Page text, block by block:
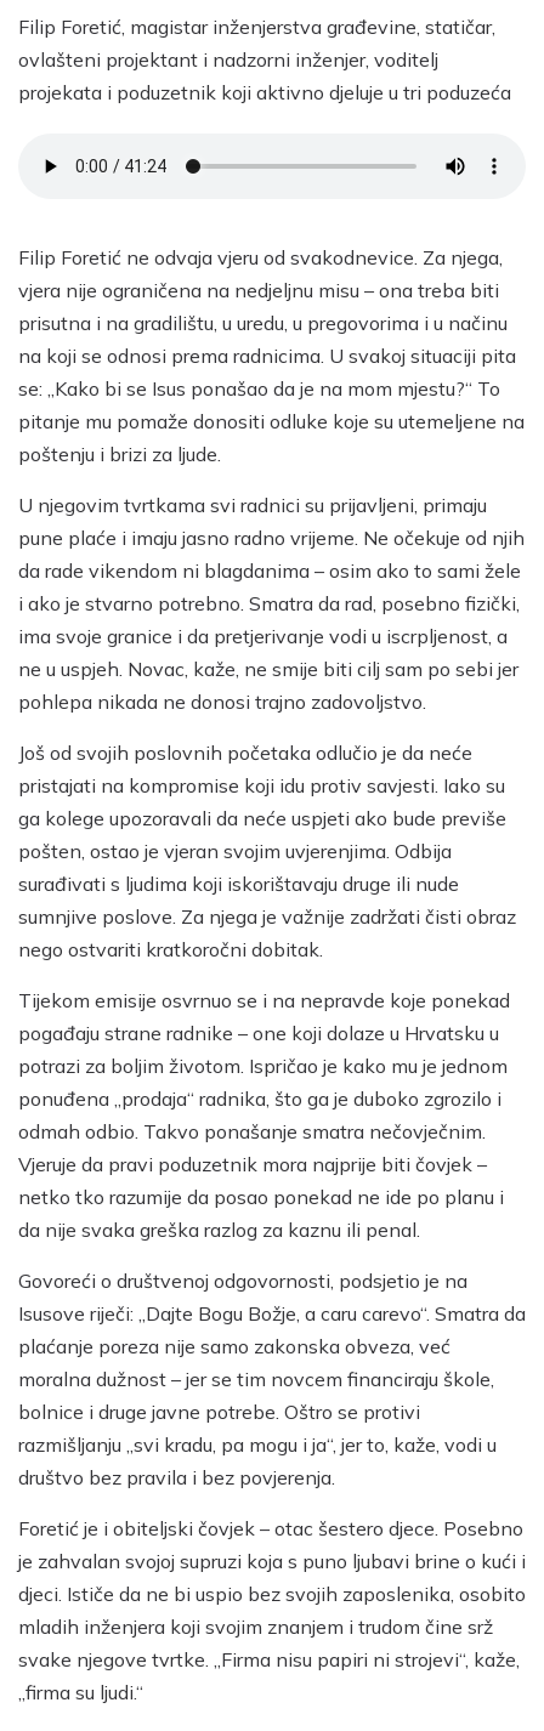
Filip Foretić, magistar inženjerstva građevine, statičar,
ovlašteni projektant i nadzorni inženjer, voditelj
projekata i poduzetnik koji aktivno djeluje u tri poduzeća
Filip Foretić ne odvaja vjeru od svakodnevice. Za njega,
vjera nije ograničena na nedjeljnu misu – ona treba biti
prisutna i na gradilištu, u uredu, u pregovorima i u načinu
na koji se odnosi prema radnicima. U svakoj situaciji pita
se: „Kako bi se Isus ponašao da je na mom mjestu?“ To
pitanje mu pomaže donositi odluke koje su utemeljene na
poštenju i brizi za ljude.
U njegovim tvrtkama svi radnici su prijavljeni, primaju
pune plaće i imaju jasno radno vrijeme. Ne očekuje od njih
da rade vikendom ni blagdanima – osim ako to sami žele
i ako je stvarno potrebno. Smatra da rad, posebno fizički,
ima svoje granice i da pretjerivanje vodi u iscrpljenost, a
ne u uspjeh. Novac, kaže, ne smije biti cilj sam po sebi jer
pohlepa nikada ne donosi trajno zadovoljstvo.
Još od svojih poslovnih početaka odlučio je da neće
pristajati na kompromise koji idu protiv savjesti. Iako su
ga kolege upozoravali da neće uspjeti ako bude previše
pošten, ostao je vjeran svojim uvjerenjima. Odbija
surađivati s ljudima koji iskorištavaju druge ili nude
sumnjive poslove. Za njega je važnije zadržati čisti obraz
nego ostvariti kratkoročni dobitak.
Tijekom emisije osvrnuo se i na nepravde koje ponekad
pogađaju strane radnike – one koji dolaze u Hrvatsku u
potrazi za boljim životom. Ispričao je kako mu je jednom
ponuđena „prodaja“ radnika, što ga je duboko zgrozilo i
odmah odbio. Takvo ponašanje smatra nečovječnim.
Vjeruje da pravi poduzetnik mora najprije biti čovjek –
netko tko razumije da posao ponekad ne ide po planu i
da nije svaka greška razlog za kaznu ili penal.
Govoreći o društvenoj odgovornosti, podsjetio je na
Isusove riječi: „Dajte Bogu Božje, a caru carevo“. Smatra da
plaćanje poreza nije samo zakonska obveza, već
moralna dužnost – jer se tim novcem financiraju škole,
bolnice i druge javne potrebe. Oštro se protivi
razmišljanju „svi kradu, pa mogu i ja“, jer to, kaže, vodi u
društvo bez pravila i bez povjerenja.
Foretić je i obiteljski čovjek – otac šestero djece. Posebno
je zahvalan svojoj supruzi koja s puno ljubavi brine o kući i
djeci. Ističe da ne bi uspio bez svojih zaposlenika, osobito
mladih inženjera koji svojim znanjem i trudom čine srž
svake njegove tvrtke. „Firma nisu papiri ni strojevi“, kaže,
„firma su ljudi.“